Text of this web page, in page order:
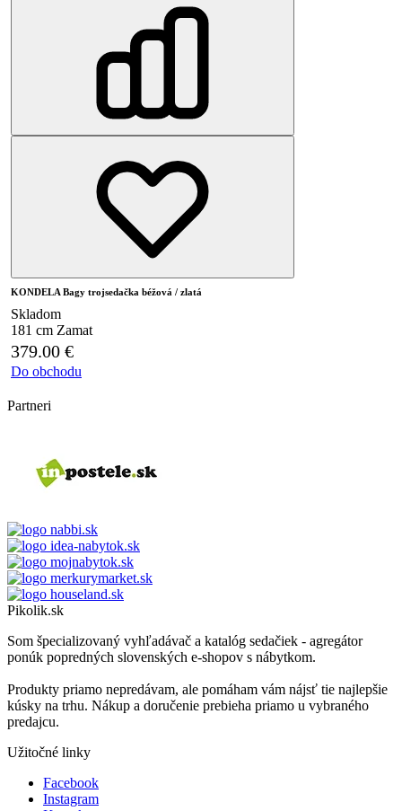
KONDELA Bagy trojsedačka béžová / zlatá
Skladom
181 cm Zamat
379.00 €
Do obchodu
Partneri
Pikolik.sk
Som špecializovaný vyhľadávač a katalóg sedačiek - agregátor
ponúk popredných slovenských e-shopov s nábytkom.
Produkty priamo nepredávam, ale pomáham vám nájsť tie najlepšie
kúsky na trhu. Nákup a doručenie prebieha priamo u vybraného
predajcu.
Užitočné linky
Facebook
Instagram